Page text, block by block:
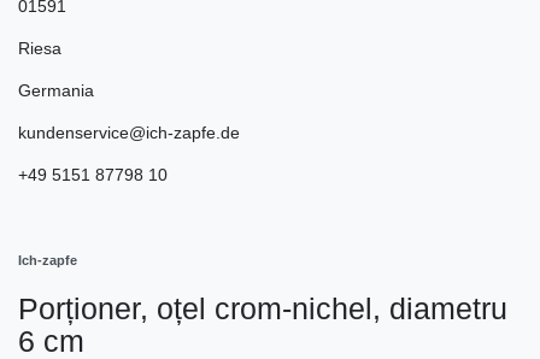
01591
Riesa
Germania
kundenservice@ich-zapfe.de
+49 5151 87798 10
Ich-zapfe
Porționer, oțel crom-nichel, diametru
6 cm